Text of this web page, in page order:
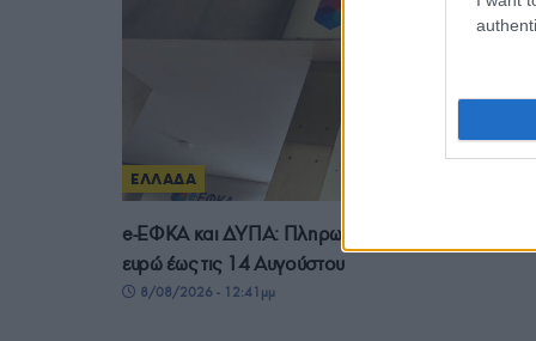
ΕΛΛΑΔΑ
e-ΕΦΚΑ και ΔΥΠΑ: Πληρωμές 56,7 εκατομμυρίων
ευρώ έως τις 14 Αυγούστου
8/08/2026 - 12:41μμ